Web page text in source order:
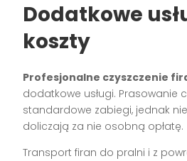
Dodatkowe
koszty
Profesjonalne czyszczenie
dodatkowe usługi. Prasowanie
standardowe zabiegi, jednak
doliczają za nie osobną opłatę.
Transport firan do pralni i z